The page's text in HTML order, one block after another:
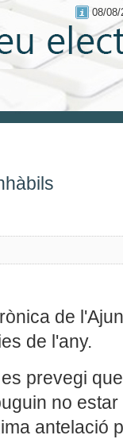
08/08/
de
de l'any.
prevegi
no
antelació